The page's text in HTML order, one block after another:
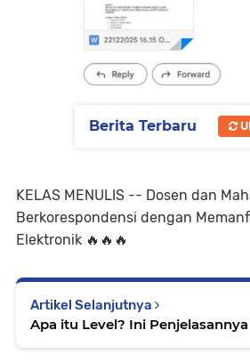
KELAS MENULIS -- Dosen dan
Berkorespondensi dengan
Elektronik 🔥🔥🔥
Artikel Selanjutnya
Apa itu Level? Ini Penjelasannya
Berita Terbaru